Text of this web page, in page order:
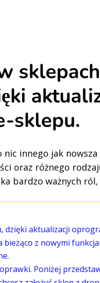
sklepach
sklepu.
innego jak
oraz różnego
bardzo ważnych
aktualizacji
z nowymi
Poniżej